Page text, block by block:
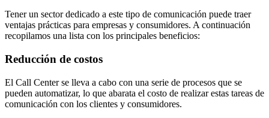
Tener un sector dedicado a este tipo de comunicación puede traer
ventajas prácticas para empresas y consumidores. A continuación
recopilamos una lista con los principales beneficios:
Reducción de costos
El Call Center se lleva a cabo con una serie de procesos que se
pueden automatizar, lo que abarata el costo de realizar estas tareas de
comunicación con los clientes y consumidores.